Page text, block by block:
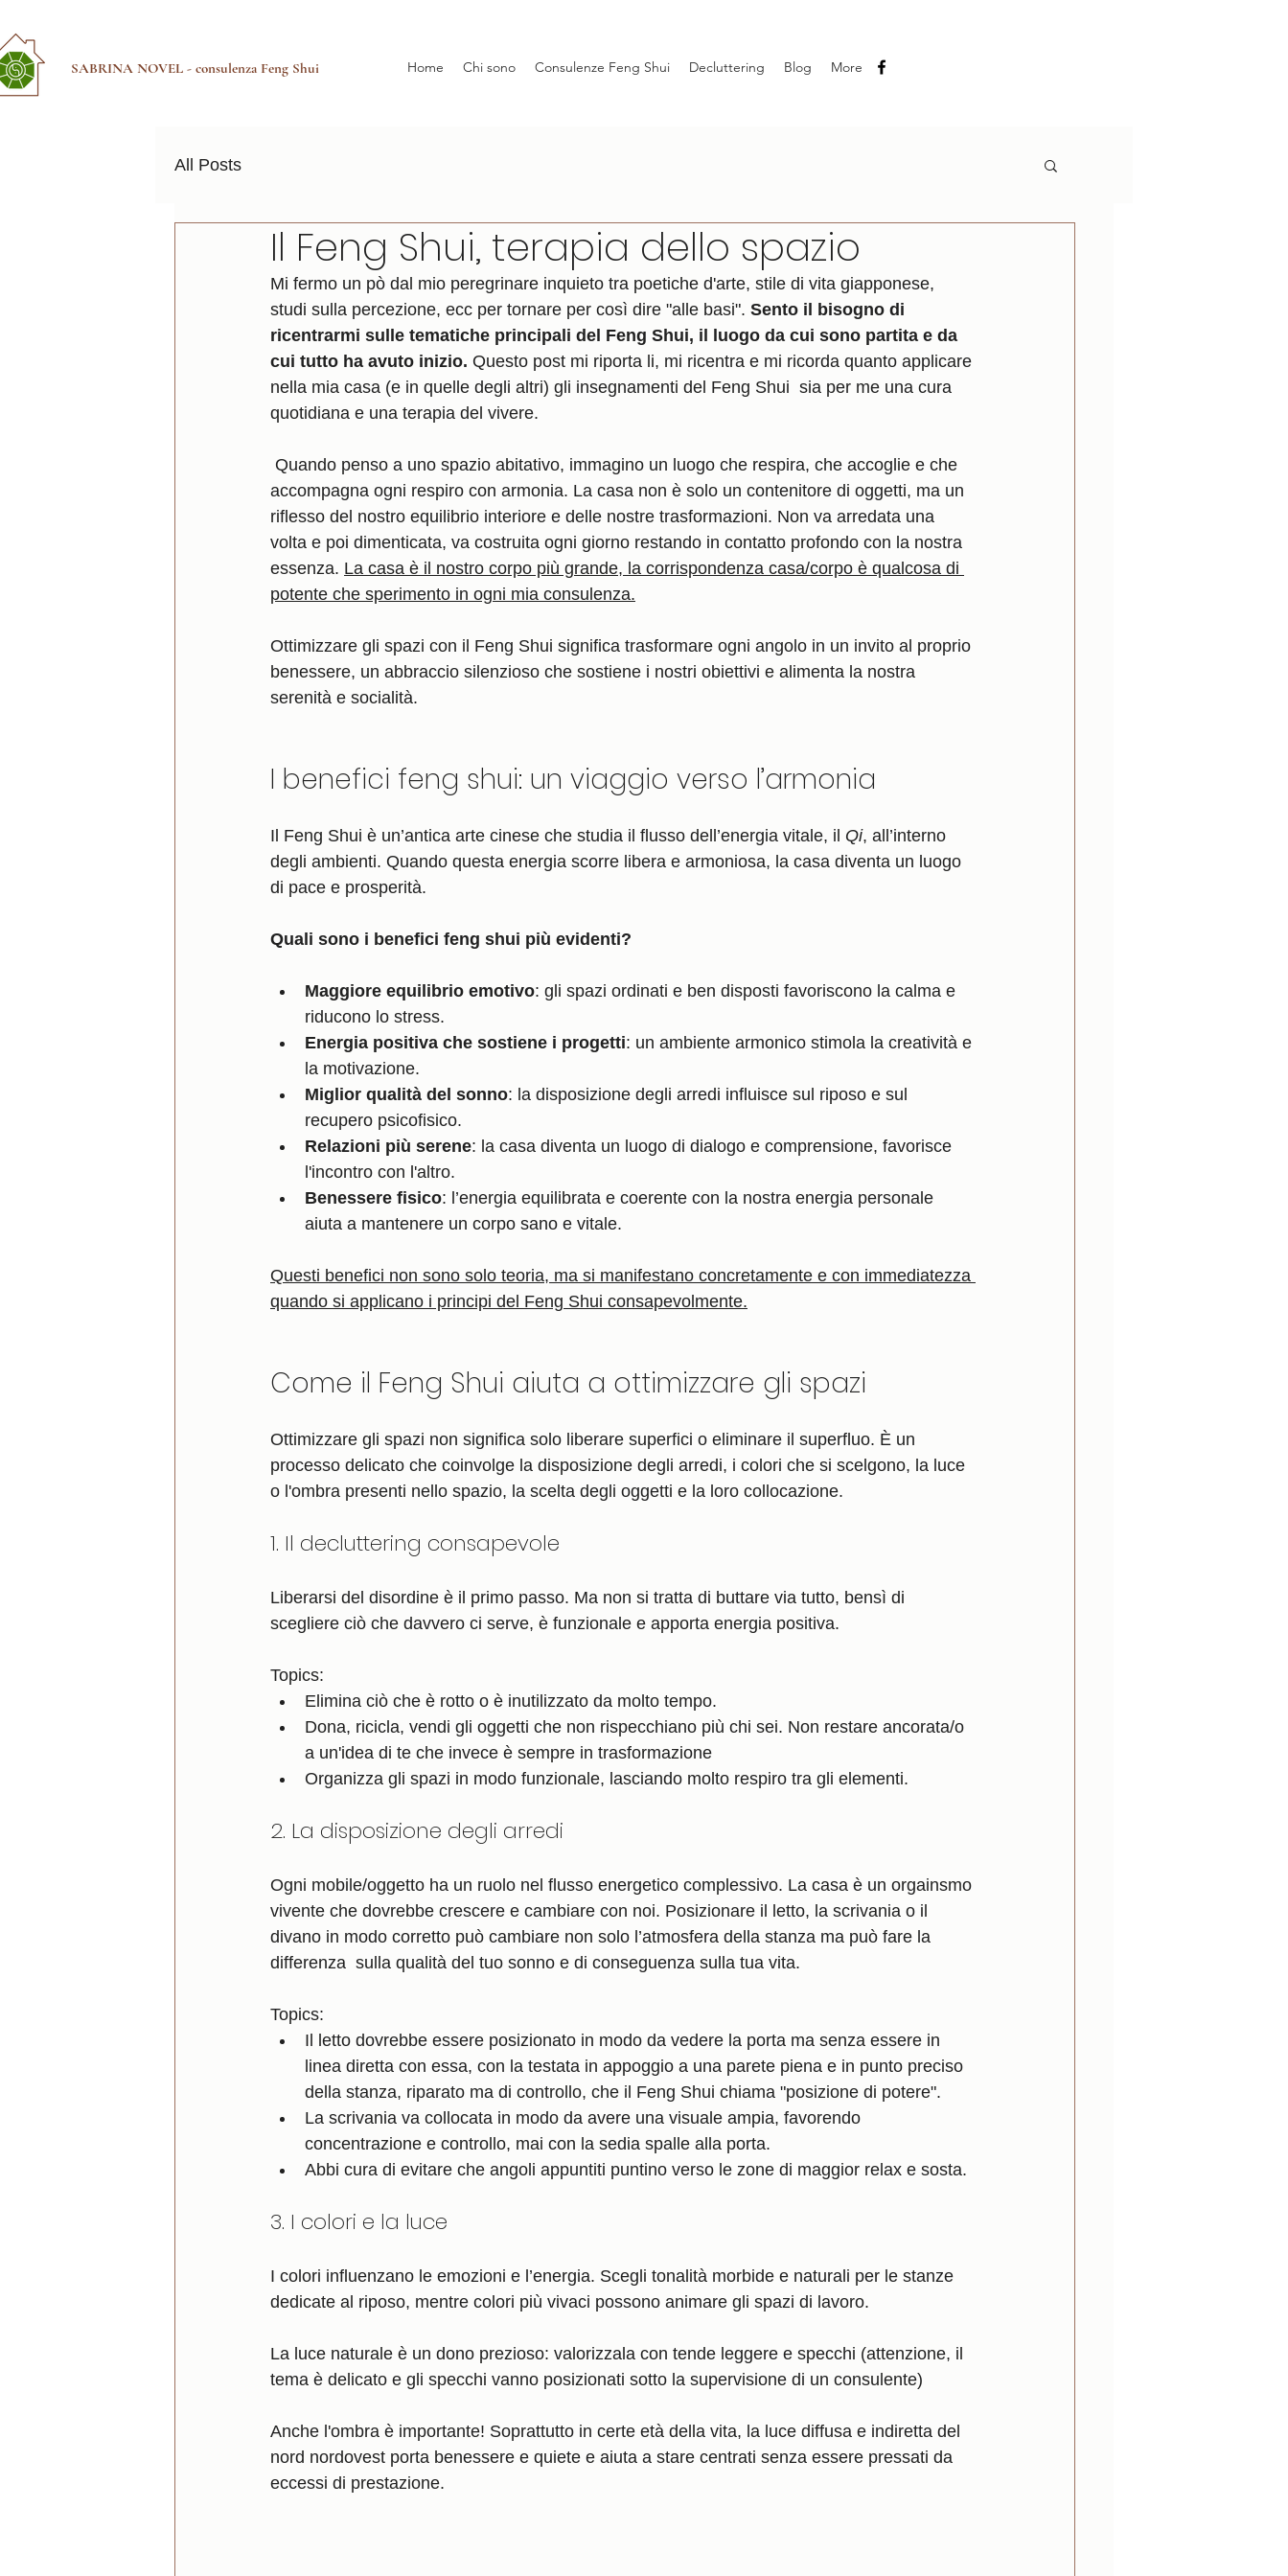
SABRINA NOVEL - consulenza Feng Shui Home Chi sono Consulenze Feng Shui Decluttering Blog More
All Posts
Il Feng Shui, terapia dello spazio
Mi fermo un pò dal mio peregrinare inquieto tra poetiche d'arte, stile di vita giapponese,
studi sulla percezione, ecc per tornare per così dire "alle basi". Sento il bisogno di
ricentrarmi sulle tematiche principali del Feng Shui, il luogo da cui sono partita e da
cui tutto ha avuto inizio. Questo post mi riporta li, mi ricentra e mi ricorda quanto applicare
nella mia casa (e in quelle degli altri) gli insegnamenti del Feng Shui  sia per me una cura
quotidiana e una terapia del vivere.
accompagna ogni respiro con armonia. La casa non è solo un contenitore di oggetti, ma un
riflesso del nostro equilibrio interiore e delle nostre trasformazioni. Non va arredata una
volta e poi dimenticata, va costruita ogni giorno restando in contatto profondo con la nostra
essenza. La casa è il nostro corpo più grande, la corrispondenza casa/corpo è qualcosa di
potente che sperimento in ogni mia consulenza.
Ottimizzare gli spazi con il Feng Shui significa trasformare ogni angolo in un invito al proprio
benessere, un abbraccio silenzioso che sostiene i nostri obiettivi e alimenta la nostra
serenità e socialità.
I benefici feng shui: un viaggio verso l’armonia
Il Feng Shui è un’antica arte cinese che studia il flusso dell’energia vitale, il Qi, all’interno
degli ambienti. Quando questa energia scorre libera e armoniosa, la casa diventa un luogo
di pace e prosperità.
Quali sono i benefici feng shui più evidenti?
Maggiore equilibrio emotivo: gli spazi ordinati e ben disposti favoriscono la calma e
riducono lo stress.
Energia positiva che sostiene i progetti: un ambiente armonico stimola la creatività e
la motivazione.
Miglior qualità del sonno: la disposizione degli arredi influisce sul riposo e sul
recupero psicofisico.
Relazioni più serene: la casa diventa un luogo di dialogo e comprensione, favorisce
l'incontro con l'altro.
Benessere fisico: l’energia equilibrata e coerente con la nostra energia personale
aiuta a mantenere un corpo sano e vitale.
Questi benefici non sono solo teoria, ma si manifestano concretamente e con immediatezza
quando si applicano i principi del Feng Shui consapevolmente.
Come il Feng Shui aiuta a ottimizzare gli spazi
Ottimizzare gli spazi non significa solo liberare superfici o eliminare il superfluo. È un
processo delicato che coinvolge la disposizione degli arredi, i colori che si scelgono, la luce
o l'ombra presenti nello spazio, la scelta degli oggetti e la loro collocazione.
1. Il decluttering consapevole
Liberarsi del disordine è il primo passo. Ma non si tratta di buttare via tutto, bensì di
scegliere ciò che davvero ci serve, è funzionale e apporta energia positiva.
Topics:
Elimina ciò che è rotto o è inutilizzato da molto tempo.
Dona, ricicla, vendi gli oggetti che non rispecchiano più chi sei. Non restare ancorata/o
a un'idea di te che invece è sempre in trasformazione
Organizza gli spazi in modo funzionale, lasciando molto respiro tra gli elementi.
2. La disposizione degli arredi
Ogni mobile/oggetto ha un ruolo nel flusso energetico complessivo. La casa è un orgainsmo
vivente che dovrebbe crescere e cambiare con noi. Posizionare il letto, la scrivania o il
divano in modo corretto può cambiare non solo l’atmosfera della stanza ma può fare la
differenza  sulla qualità del tuo sonno e di conseguenza sulla tua vita.
Topics:
Il letto dovrebbe essere posizionato in modo da vedere la porta ma senza essere in
linea diretta con essa, con la testata in appoggio a una parete piena e in punto preciso
della stanza, riparato ma di controllo, che il Feng Shui chiama "posizione di potere".
La scrivania va collocata in modo da avere una visuale ampia, favorendo
concentrazione e controllo, mai con la sedia spalle alla porta.
Abbi cura di evitare che angoli appuntiti puntino verso le zone di maggior relax e sosta.
3. I colori e la luce
I colori influenzano le emozioni e l’energia. Scegli tonalità morbide e naturali per le stanze
dedicate al riposo, mentre colori più vivaci possono animare gli spazi di lavoro.
La luce naturale è un dono prezioso: valorizzala con tende leggere e specchi (attenzione, il
tema è delicato e gli specchi vanno posizionati sotto la supervisione di un consulente)
Anche l'ombra è importante! Soprattutto in certe età della vita, la luce diffusa e indiretta del
nord nordovest porta benessere e quiete e aiuta a stare centrati senza essere pressati da
eccessi di prestazione.